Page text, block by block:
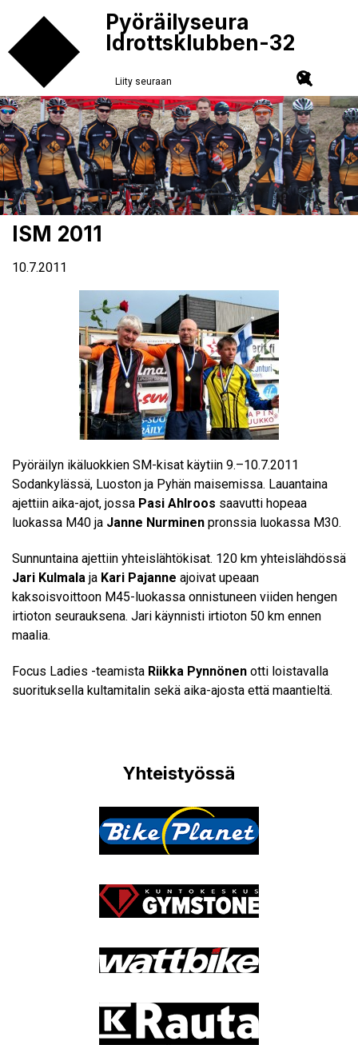
Pyöräilyseura
Idrottsklubben-32
Liity seuraan
ISM 2011
10.7.2011
Pyöräilyn ikäluokkien SM-kisat käytiin 9.–10.7.2011
Sodankylässä, Luoston ja Pyhän maisemissa. Lauantaina
ajettiin aika-ajot, jossa Pasi Ahlroos saavutti hopeaa
luokassa M40 ja Janne Nurminen pronssia luokassa M30.
Sunnuntaina ajettiin yhteislähtökisat. 120 km yhteislähdössä
Jari Kulmala ja Kari Pajanne ajoivat upeaan
kaksoisvoittoon M45-luokassa onnistuneen viiden hengen
irtioton seurauksena. Jari käynnisti irtioton 50 km ennen
maalia.
Focus Ladies -teamista Riikka Pynnönen otti loistavalla
suorituksella kultamitalin sekä aika-ajosta että maantieltä.
Yhteistyössä